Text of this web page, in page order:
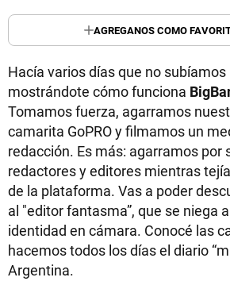
AGREGANOS COMO
Hacía varios días que no
mostrándote cómo funciona
Tomamos fuerza, agarramos
camarita GoPRO y filmamos un
redacción. Es más: agarramos por
redactores y editores mientras
de la plataforma. Vas a poder
al "editor fantasma”, que se niega
identidad en cámara. Conocé las
hacemos todos los días el diario
Argentina.
SALUD
DEPORTES
TECNOLOGÍA
RECETAS
PALABRAS
HORÓSCOPO